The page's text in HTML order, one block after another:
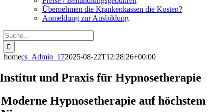
Übernehmen die Krankenkassen die Kosten?
Anmeldung zur Ausbildung
Suche
nach:
homecs_Admin_172025-08-22T12:28:26+00:00
Institut und Praxis für Hypnosetherapie
Moderne Hypnosetherapie auf höchstem